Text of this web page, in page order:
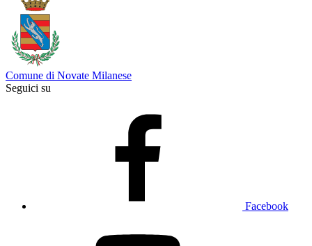
Comune di Novate Milanese
Seguici su
Facebook